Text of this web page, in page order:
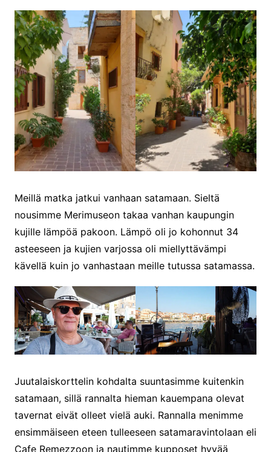
Meillä matka jatkui vanhaan satamaan. Sieltä
nousimme Merimuseon takaa vanhan kaupungin
kujille lämpöä pakoon. Lämpö oli jo kohonnut 34
asteeseen ja kujien varjossa oli miellyttävämpi
kävellä kuin jo vanhastaan meille tutussa satamassa.
Juutalaiskorttelin kohdalta suuntasimme kuitenkin
satamaan, sillä rannalta hieman kauempana olevat
tavernat eivät olleet vielä auki. Rannalla menimme
ensimmäiseen eteen tulleeseen satamaravintolaan eli
Cafe Remezzoon ja nautimme kupposet hyvää